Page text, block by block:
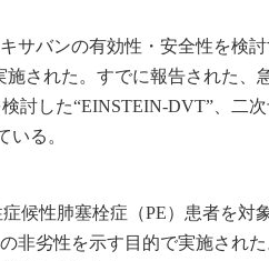
サバンの有効性・安全性を検
された。すでに報告された、
討した“EINSTEIN‐DVT”、二
いる。
候性肺塞栓症（PE）患者を対
非劣性を示す目的で実施され